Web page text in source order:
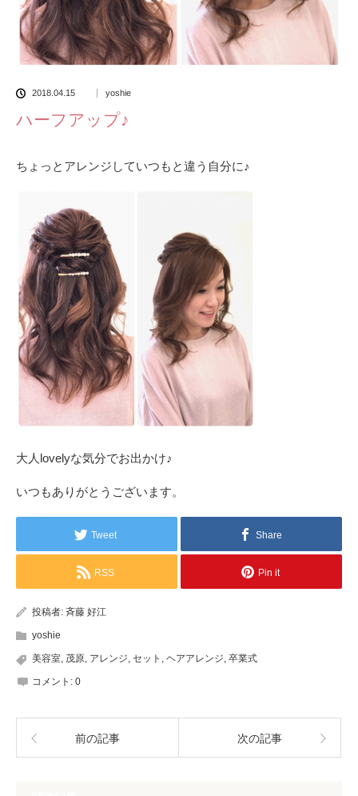
2018.04.15 yoshie
ハーフアップ♪
ちょっとアレンジしていつもと違う自分に♪
大人lovelyな気分でお出かけ♪
いつもありがとうございます。
Tweet Share
RSS Pin it
投稿者: 斉藤 好江
yoshie
美容室, 茂原, アレンジ, セット , ヘアアレンジ, 卒業式
コメント: 0
前の記事 次の記事